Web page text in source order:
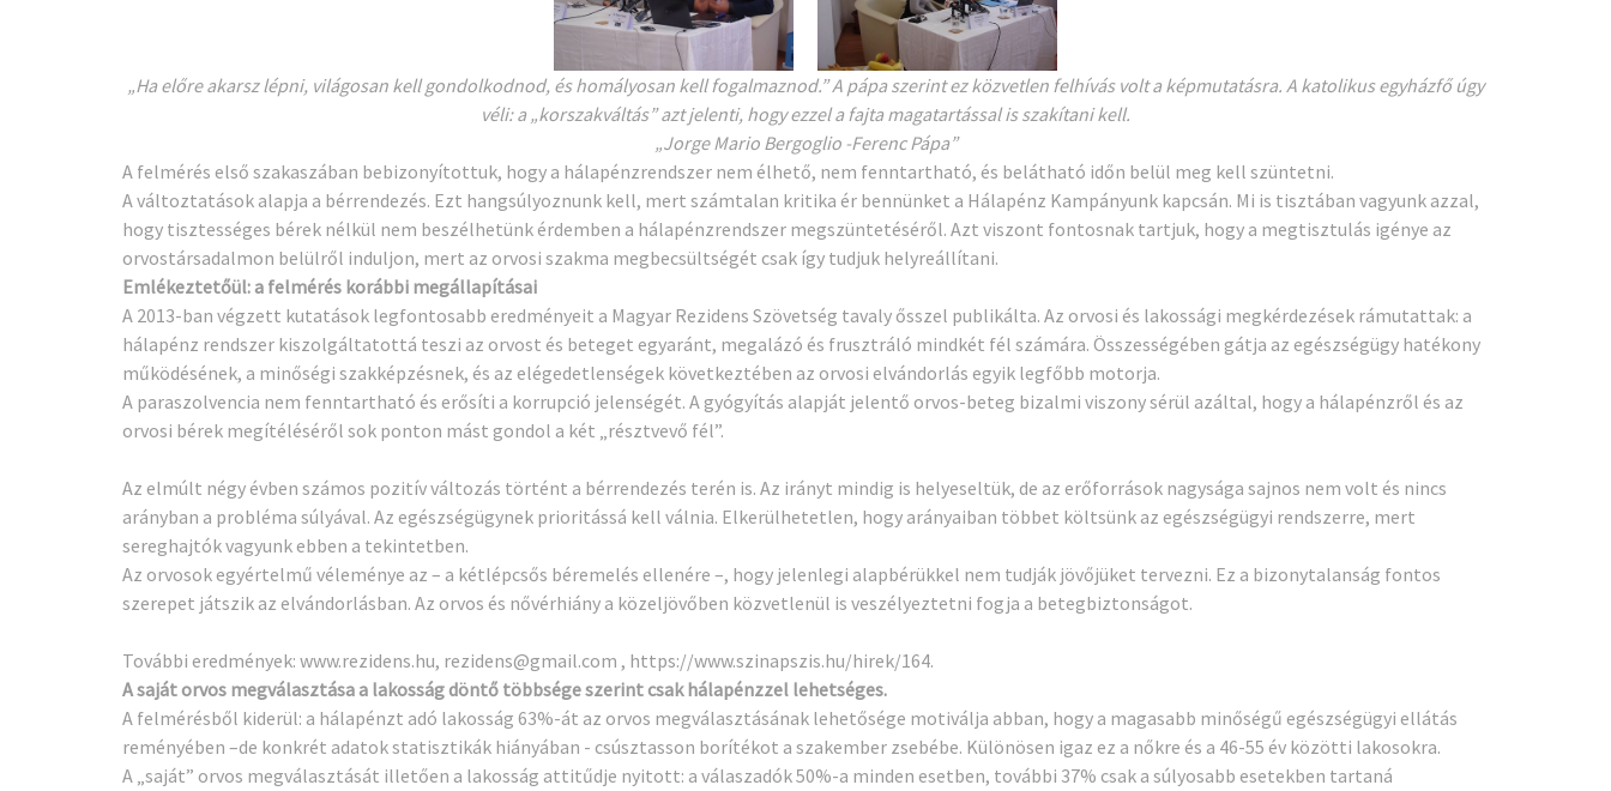
„Ha előre akarsz lépni, világosan kell gondolkodnod, és homályosan kell fogalmaznod.” A pápa szerint ez közvetlen felhívás volt a képmutatásra. A katolikus egyházfő úgy
véli: a „korszakváltás” azt jelenti, hogy ezzel a fajta magatartással is szakítani kell.
„Jorge Mario Bergoglio -Ferenc Pápa”
A felmérés első szakaszában bebizonyítottuk, hogy a hálapénzrendszer nem élhető, nem fenntartható, és belátható időn belül meg kell szüntetni.
A változtatások alapja a bérrendezés. Ezt hangsúlyoznunk kell, mert számtalan kritika ér bennünket a Hálapénz Kampányunk kapcsán. Mi is tisztában vagyunk azzal,
hogy tisztességes bérek nélkül nem beszélhetünk érdemben a hálapénzrendszer megszüntetéséről. Azt viszont fontosnak tartjuk, hogy a megtisztulás igénye az
orvostársadalmon belülről induljon, mert az orvosi szakma megbecsültségét csak így tudjuk helyreállítani.
Emlékeztetőül: a felmérés korábbi megállapításai
A 2013-ban végzett kutatások legfontosabb eredményeit a Magyar Rezidens Szövetség tavaly ősszel publikálta. Az orvosi és lakossági megkérdezések rámutattak: a
hálapénz rendszer kiszolgáltatottá teszi az orvost és beteget egyaránt, megalázó és frusztráló mindkét fél számára. Összességében gátja az egészségügy hatékony
működésének, a minőségi szakképzésnek, és az elégedetlenségek következtében az orvosi elvándorlás egyik legfőbb motorja.
A paraszolvencia nem fenntartható és erősíti a korrupció jelenségét. A gyógyítás alapját jelentő orvos-beteg bizalmi viszony sérül azáltal, hogy a hálapénzről és az
orvosi bérek megítéléséről sok ponton mást gondol a két „résztvevő fél”.
Az elmúlt négy évben számos pozitív változás történt a bérrendezés terén is. Az irányt mindig is helyeseltük, de az erőforrások nagysága sajnos nem volt és nincs
arányban a probléma súlyával. Az egészségügynek prioritássá kell válnia. Elkerülhetetlen, hogy arányaiban többet költsünk az egészségügyi rendszerre, mert
sereghajtók vagyunk ebben a tekintetben.
Az orvosok egyértelmű véleménye az – a kétlépcsős béremelés ellenére –, hogy jelenlegi alapbérükkel nem tudják jövőjüket tervezni. Ez a bizonytalanság fontos
szerepet játszik az elvándorlásban. Az orvos és nővérhiány a közeljövőben közvetlenül is veszélyeztetni fogja a betegbiztonságot.
További eredmények: www.rezidens.hu, rezidens@gmail.com , https://www.szinapszis.hu/hirek/164.
A saját orvos megválasztása a lakosság döntő többsége szerint csak hálapénzzel lehetséges.
A felmérésből kiderül: a hálapénzt adó lakosság 63%-át az orvos megválasztásának lehetősége motiválja abban, hogy a magasabb minőségű egészségügyi ellátás
reményében –de konkrét adatok statisztikák hiányában - csúsztasson borítékot a szakember zsebébe. Különösen igaz ez a nőkre és a 46-55 év közötti lakosokra.
A „saját” orvos megválasztását illetően a lakosság attitűdje nyitott: a válaszadók 50%-a minden esetben, további 37% csak a súlyosabb esetekben tartaná